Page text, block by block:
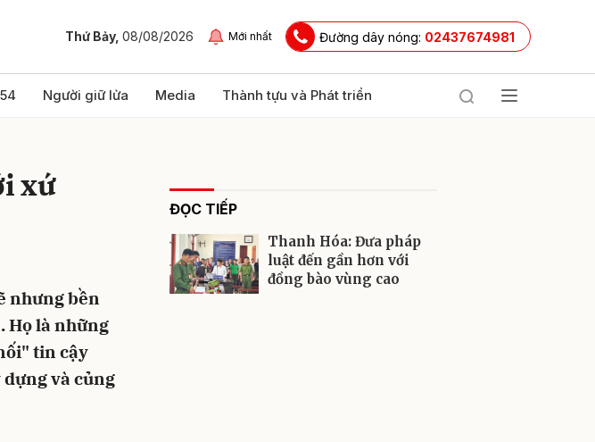
Thứ Bảy, 08/08/2026 Mới nhất Đường dây nóng: 02437674981
Người giữ lửa Media Thành tựu và Phát triển
xứ
nhưng bền
Họ là những
tin cậy
và củng
ĐỌC TIẾP
Thanh Hóa: Đưa pháp
luật đến gần hơn với
đồng bào vùng cao
Gửi